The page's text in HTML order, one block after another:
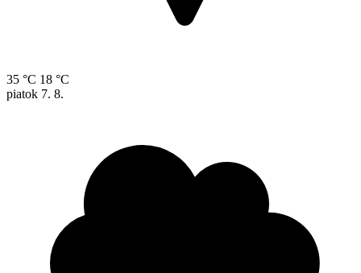
35 °C 18 °C
piatok 7. 8.